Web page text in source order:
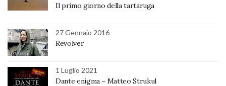
Il primo giorno della tartaruga
27 Gennaio 2016
Revolver
1 Luglio 2021
Dante enigma – Matteo Strukul